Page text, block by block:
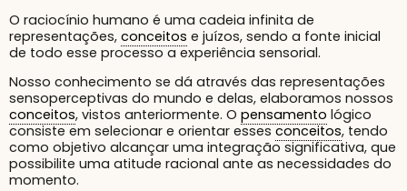
O raciocínio humano é uma cadeia infinita de
representações, conceitos e juízos, sendo a fonte inicial
de todo esse processo a experiência sensorial.
Nosso conhecimento se dá através das representações
sensoperceptivas do mundo e delas, elaboramos nossos
conceitos, vistos anteriormente. O pensamento lógico
consiste em selecionar e orientar esses conceitos, tendo
como objetivo alcançar uma integração significativa, que
possibilite uma atitude racional ante as necessidades do
momento.